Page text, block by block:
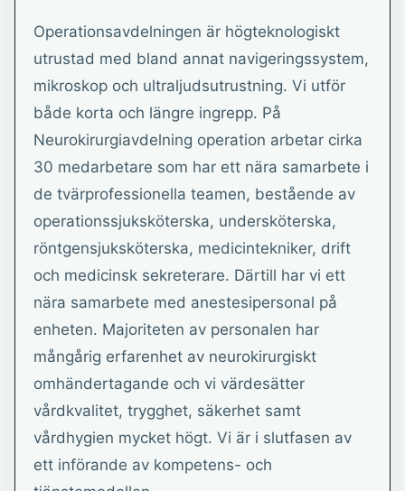
Operationsavdelningen är högteknologiskt
utrustad med bland annat navigeringssystem,
mikroskop och ultraljudsutrustning. Vi utför
både korta och längre ingrepp. På
Neurokirurgiavdelning operation arbetar cirka
30 medarbetare som har ett nära samarbete i
de tvärprofessionella teamen, bestående av
operationssjuksköterska, undersköterska,
röntgensjuksköterska, medicintekniker, drift
och medicinsk sekreterare. Därtill har vi ett
nära samarbete med anestesipersonal på
enheten. Majoriteten av personalen har
mångårig erfarenhet av neurokirurgiskt
omhändertagande och vi värdesätter
vårdkvalitet, trygghet, säkerhet samt
vårdhygien mycket högt. Vi är i slutfasen av
ett införande av kompetens- och